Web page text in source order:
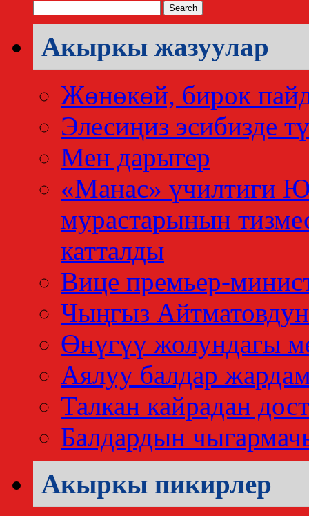
for:
Акыркы жазуулар
Жөнөкөй, бирок
Элесиңиз эсибизде
Мен дарыгер
«Манас» үчилтиги
мурастарынын
катталды
Вице премьер-
Чыңгыз
Өнүгүү жолундагы
Аялуу балдар
Талкан кайрадан
Балдардын
Акыркы пикирлер